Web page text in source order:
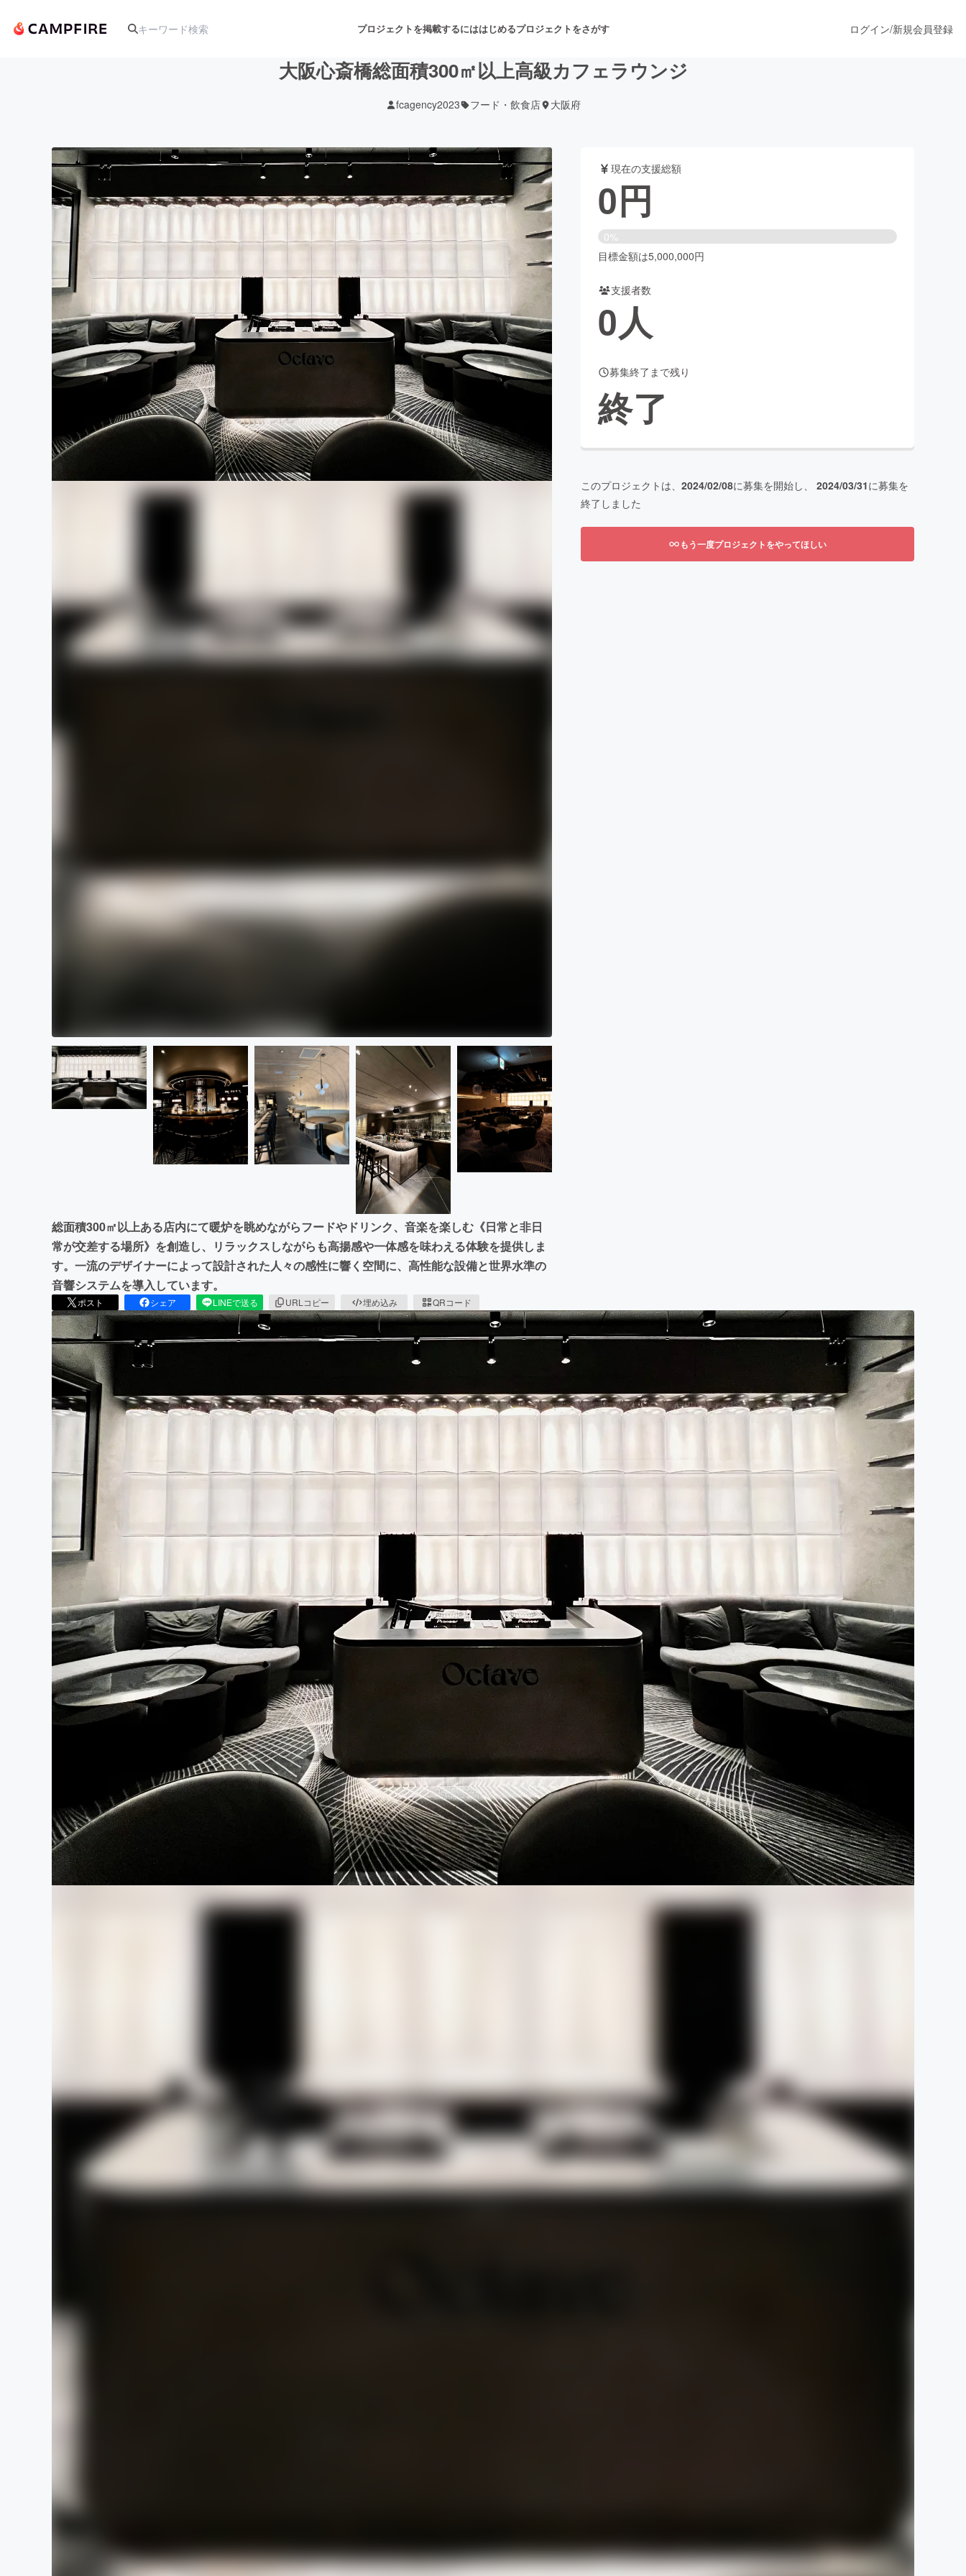
プロジェクトを掲載するにははじめるプロジェクトをさがす
音楽 舞台・パフォーマンス
ゲーム・サービス開発 フード・飲食店
アニメ・漫画
チャレンジ ビューティー・ヘルスケア
まちづくり・地域活性化
CAMPFIRE for Social GoodCAMPFIRE Creation
CAMPFIREふるさと納税
ログイン/新規会員登録
大阪心斎橋総面積300㎡以上高級カフェラウンジ
fcagency2023 フード・飲食店 大阪府
総面積300㎡以上ある店内にて暖炉を眺めながらフードやドリンク、音楽を楽しむ《日常と非日
常が交差する場所》を創造し、リラックスしながらも高揚感や一体感を味わえる体験を提供しま
す。一流のデザイナーによって設計された人々の感性に響く空間に、高性能な設備と世界水準の
音響システムを導入しています。
ポスト シェア LINEで送る URLコピー 埋め込み QRコード
現在の支援総額
0円
0%
目標金額は5,000,000円
支援者数
0人
募集終了まで残り
終了
このプロジェクトは、 2024/02/08に募集を開始し、 2024/03/31に募集を
終了しました
もう一度プロジェクトをやってほしい